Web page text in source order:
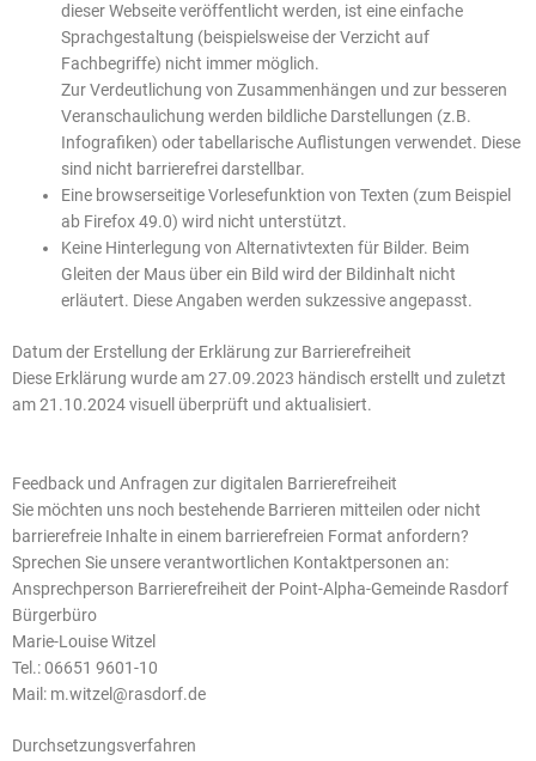
dieser Webseite veröffentlicht werden, ist eine einfache
Sprachgestaltung (beispielsweise der Verzicht auf
Fachbegriffe) nicht immer möglich.
Zur Verdeutlichung von Zusammenhängen und zur besseren
Veranschaulichung werden bildliche Darstellungen (z.B.
Infografiken) oder tabellarische Auflistungen verwendet. Diese
sind nicht barrierefrei darstellbar.
Eine browserseitige Vorlesefunktion von Texten (zum Beispiel
ab Firefox 49.0) wird nicht unterstützt.
Keine Hinterlegung von Alternativtexten für Bilder. Beim
Gleiten der Maus über ein Bild wird der Bildinhalt nicht
erläutert. Diese Angaben werden sukzessive angepasst.
Datum der Erstellung der Erklärung zur Barrierefreiheit
Diese Erklärung wurde am 27.09.2023 händisch erstellt und zuletzt
am 21.10.2024 visuell überprüft und aktualisiert.
Feedback und Anfragen zur digitalen Barrierefreiheit
Sie möchten uns noch bestehende Barrieren mitteilen oder nicht
barrierefreie Inhalte in einem barrierefreien Format anfordern?
Sprechen Sie unsere verantwortlichen Kontaktpersonen an:
Ansprechperson Barrierefreiheit der Point-Alpha-Gemeinde Rasdorf
Bürgerbüro
Marie-Louise Witzel
Tel.: 06651 9601-10
Mail: m.witzel@rasdorf.de
Durchsetzungsverfahren